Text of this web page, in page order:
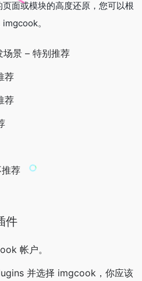
面或模块的高度还原，您可以根
。
场景 – 特别推荐
荐
荐
荐
件
帐户。
并选择 imgcook，你应该